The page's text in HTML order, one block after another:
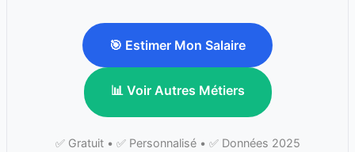
🎯 Estimer Mon Salaire
📊 Voir Autres Métiers
✅ Gratuit • ✅ Personnalisé • ✅ Données 2025